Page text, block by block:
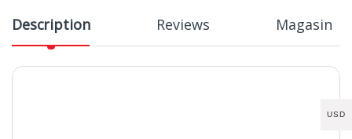
Description Reviews Magasin
USD